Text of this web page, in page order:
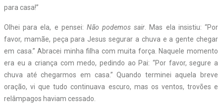
para casa!”
Olhei para ela, e pensei: Não podemos sair . Mas ela insistiu: “Por
favor, mamãe, peça para Jesus segurar a chuva e a gente chegar
em casa.” Abracei minha filha com muita força. Naquele momento
era eu a criança com medo, pedindo ao Pai: “Por favor, segure a
chuva até chegarmos em casa.” Quando terminei aquela breve
oração, vi que tudo continuava escuro, mas os ventos, trovões e
relâmpagos haviam cessado.